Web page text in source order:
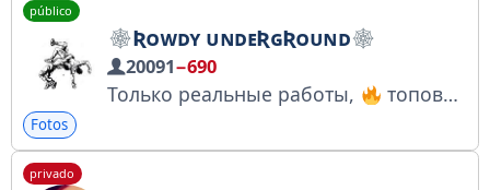
público
Ʀᴏᴡᴅʏ ᴜɴᴅᴇƦɢƦᴏᴜɴᴅ
20091−690
Только реальные работы, топовые мастера,
Fotos
privado